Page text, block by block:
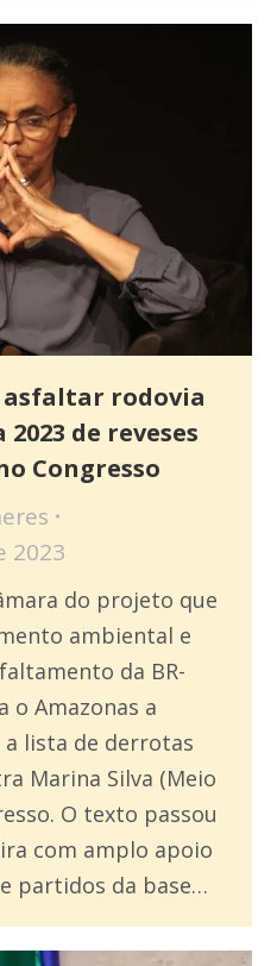
rodovia
de reveses
Congresso
2023
do projeto que
ambiental e
da BR-
o Amazonas a
a lista de derrotas
Marina Silva (Meio
O texto passou
com amplo apoio
partidos da base…